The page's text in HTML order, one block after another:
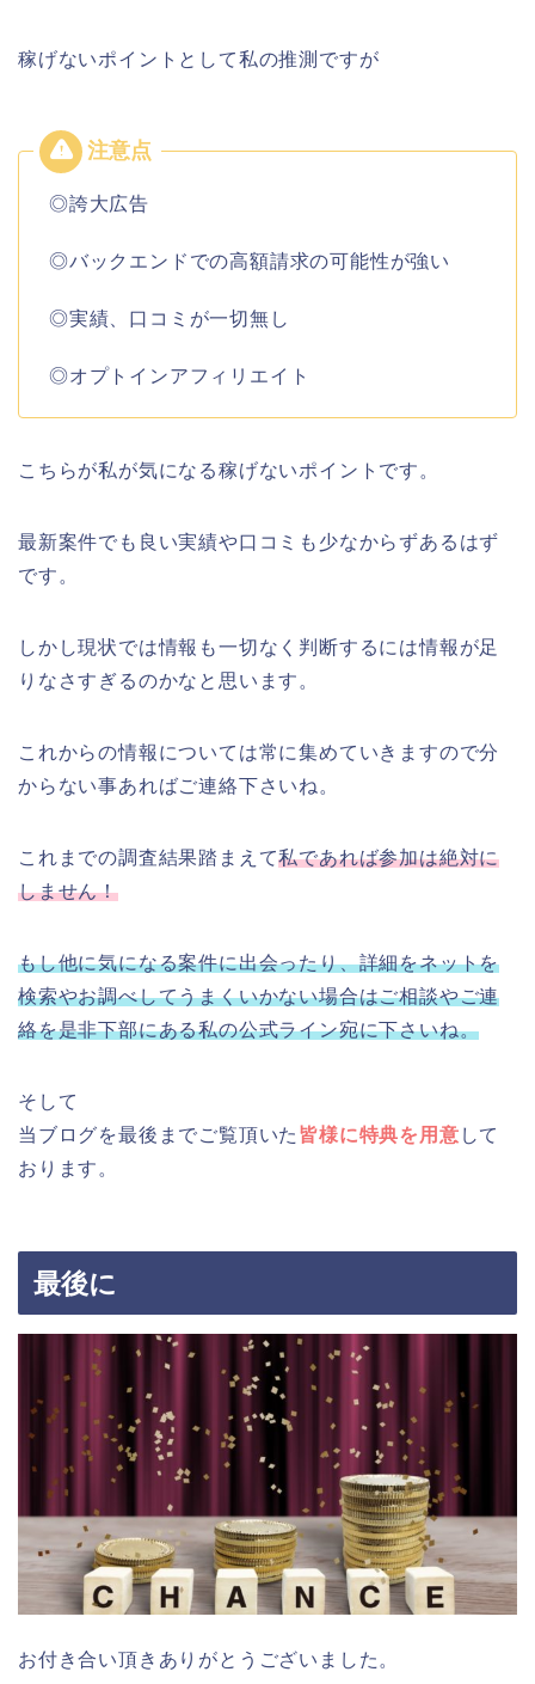
稼げないポイントとして私の推測ですが
◎誇大広告
◎バックエンドでの高額請求の可能性が強い
◎実績、口コミが一切無し
◎オプトインアフィリエイト
こちらが私が気になる稼げないポイントです。
最新案件でも良い実績や口コミも少なからずあるはず
です。
しかし現状では情報も一切なく判断するには情報が足
りなさすぎるのかなと思います。
これからの情報については常に集めていきますので分
からない事あればご連絡下さいね。
これまでの調査結果踏まえて私であれば参加は絶対に
しません！
もし他に気になる案件に出会ったり、詳細をネットを
検索やお調べしてうまくいかない場合はご相談やご連
絡を是非下部にある私の公式ライン宛に下さいね。
そして
当ブログを最後までご覧頂いた 皆様に特典を用意 して
おります。
最後に
お付き合い頂きありがとうございました。